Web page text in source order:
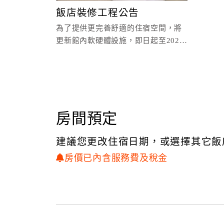
飯店裝修工程公告
為了提供更完善舒適的住宿空間，將
更新館內軟硬體設施，即日起至2026
房間預定
建議您更改住宿日期，或選擇其它
房價已內含服務費及稅金